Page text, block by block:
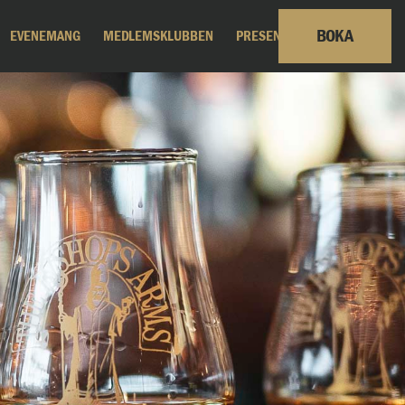
EVENEMANG MEDLEMSKLUBBEN PRESENTKORT BOKA